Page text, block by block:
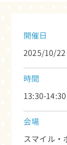
開催日
2025/10/22
時間
13:30-14:30
会場
スマイル・